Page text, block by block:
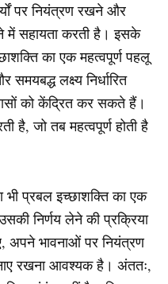
पर नियंत्रण रखने और
में सहायता करती है। इसके
का एक महत्वपूर्ण पहलू
लक्ष्य निर्धारित
को केंद्रित कर सकते हैं।
है, जो तब महत्वपूर्ण होती है
भी प्रबल इच्छाशक्ति का एक
निर्णय लेने की प्रक्रिया
अपने भावनाओं पर नियंत्रण
रखना आवश्यक है। अंततः,